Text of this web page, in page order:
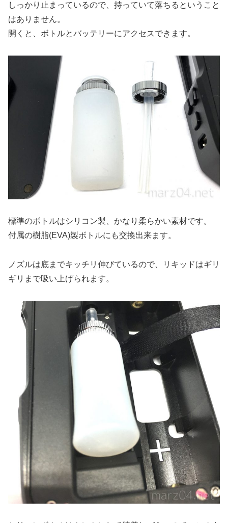
しっかり止まっているので、持っていて落ちるということ
はありません。
開くと、ボトルとバッテリーにアクセスできます。
標準のボトルはシリコン製、かなり柔らかい素材です。
付属の樹脂(EVA)製ボトルにも交換出来ます。
ノズルは底までキッチリ伸びているので、リキッドはギリ
ギリまで吸い上げられます。